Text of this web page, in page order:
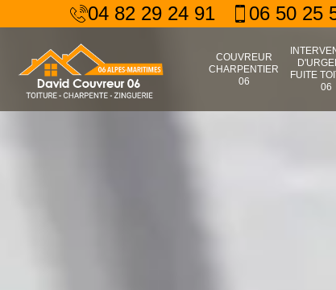
04 82 29 24 91 06 50 25
COUVREUR
CHARPENTIER
06
FUITE
06